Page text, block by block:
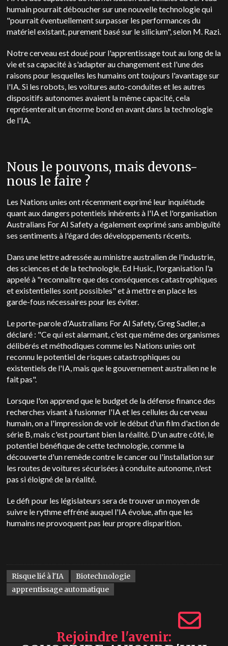
humain pourrait déboucher sur une nouvelle technologie qui
"pourrait éventuellement surpasser les performances du
matériel existant, purement basé sur le silicium", selon M. Razi.
Notre cerveau est doué pour l'apprentissage tout au long de la
vie et sa capacité à s'adapter au changement est l'une des
raisons pour lesquelles les humains ont toujours l'avantage sur
l'IA. Si les robots, les voitures auto-conduites et les autres
dispositifs autonomes avaient la même capacité, cela
représenterait un énorme bond en avant dans la technologie
de l'IA.
Nous le pouvons, mais devons-
nous le faire ?
Les Nations unies ont récemment exprimé leur inquiétude
quant aux dangers potentiels inhérents à l'IA et l'organisation
Australians For AI Safety a également exprimé sans ambiguïté
ses sentiments à l'égard des développements récents.
Dans une lettre adressée au ministre australien de l'industrie,
des sciences et de la technologie, Ed Husic, l'organisation l'a
appelé à "reconnaître que des conséquences catastrophiques
et existentielles sont possibles" et à mettre en place les
garde-fous nécessaires pour les éviter.
Le porte-parole d'Australians For AI Safety, Greg Sadler, a
déclaré : "Ce qui est alarmant, c'est que même des organismes
délibérés et méthodiques comme les Nations unies ont
reconnu le potentiel de risques catastrophiques ou
existentiels de l'IA, mais que le gouvernement australien ne le
fait pas".
Lorsque l'on apprend que le budget de la défense finance des
recherches visant à fusionner l'IA et les cellules du cerveau
humain, on a l'impression de voir le début d'un film d'action de
série B, mais c'est pourtant bien la réalité. D'un autre côté, le
potentiel bénéfique de cette technologie, comme la
découverte d'un remède contre le cancer ou l'installation sur
les routes de voitures sécurisées à conduite autonome, n'est
pas si éloigné de la réalité.
Le défi pour les législateurs sera de trouver un moyen de
suivre le rythme effréné auquel l'IA évolue, afin que les
humains ne provoquent pas leur propre disparition.
Risque lié à l'IA
Biotechnologie
apprentissage automatique
Rejoindre l'avenir